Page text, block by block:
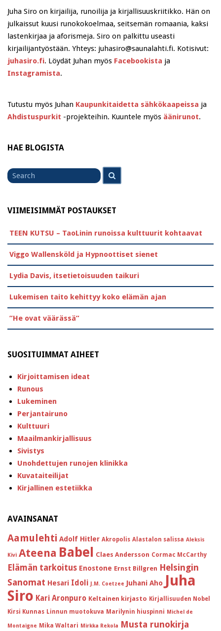
Juha Siro on kirjailija, runoilija ja kirjallisuuskriitikko. Hän on
julkaissut kuusi runokokoelmaa, seitsemän romaania, kaksi
lastenkirjaa ja aforismeja. Siro on palkittu useasti
kirjailijantyöstään. Yhteys: juhasiro@saunalahti.fi. Kotisivut:
juhasiro.fi. Löydät Juhan myös Facebookista ja
Instagramista.
Tutustu myös Juhan Kaupunkitaidetta sähkökaapeissa ja
Ahdistuspurkit -projekteihin. Kuuntele myös äänirunot.
HAE BLOGISTA
Search
for
VIIMEISIMMÄT POSTAUKSET
TEEN KUTSU – TaoLinin runoissa kulttuurit kohtaavat
Viggo Wallensköld ja Hypnoottiset sienet
Lydia Davis, itsetietoisuuden taikuri
Lukemisen taito kehittyy koko elämän ajan
”He ovat väärässä”
SUOSITUIMMAT AIHEET
Kirjoittamisen ideat
Runous
Lukeminen
Perjantairuno
Kulttuuri
Maailmankirjallisuus
Sivistys
Unohdettujen runojen klinikka
Kuvataiteilijat
Kirjallinen estetiikka
AVAINSANAT
Aamulehti Adolf Hitler Akropolis Alastalon salissa Aleksis
Kivi Ateena Babel Claes Andersson Cormac McCarthy
Elämän tarkoitus Enostone Ernst Billgren Helsingin
Sanomat Hesari Idoli J.M. Coetzee Juhani Aho Juha
Siro Kari Aronpuro Keltainen kirjasto Kirjallisuuden Nobel
Kirsi Kunnas Linnun muotokuva Marilynin hiuspinni Michel de
Montaigne Mika Waltari Mirkka Rekola Musta runokirja